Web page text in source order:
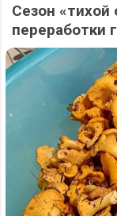
Сезон «тихой
переработки